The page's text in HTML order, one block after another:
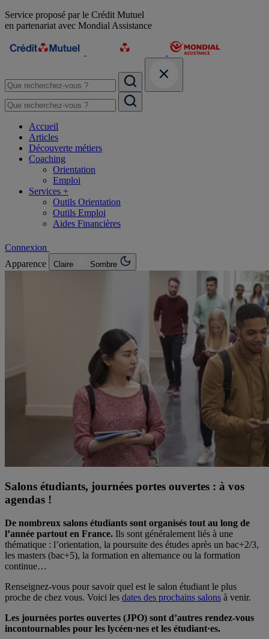
Service proposé par le Crédit Mutuel
en partenariat avec Mondial Assistance
Accueil
Articles
Découverte métiers
Coaching
Orientation
Emploi
Services +
Outils Orientation
Outils Emploi
Aides Financières
Connexion
Apparence
Claire Sombre
Salons étudiants, journées portes ouvertes : à vos
agendas !
De nombreux salons étudiants sont organisés tout au long de
l’année partout en France. Ils sont généralement liés à une
thématique : l’orientation, la poursuite des études après un bac+2/3,
les masters (bac+5), la formation en alternance ou la formation
continue…
Renseignez-vous pour savoir quel est le salon étudiant le plus
proche de chez vous. Voici les dates des prochains salons à venir.
Les journées portes ouvertes (JPO) sont d’autres rendez-vous
incontournables pour les lycéen·nes et les étudiant·es.